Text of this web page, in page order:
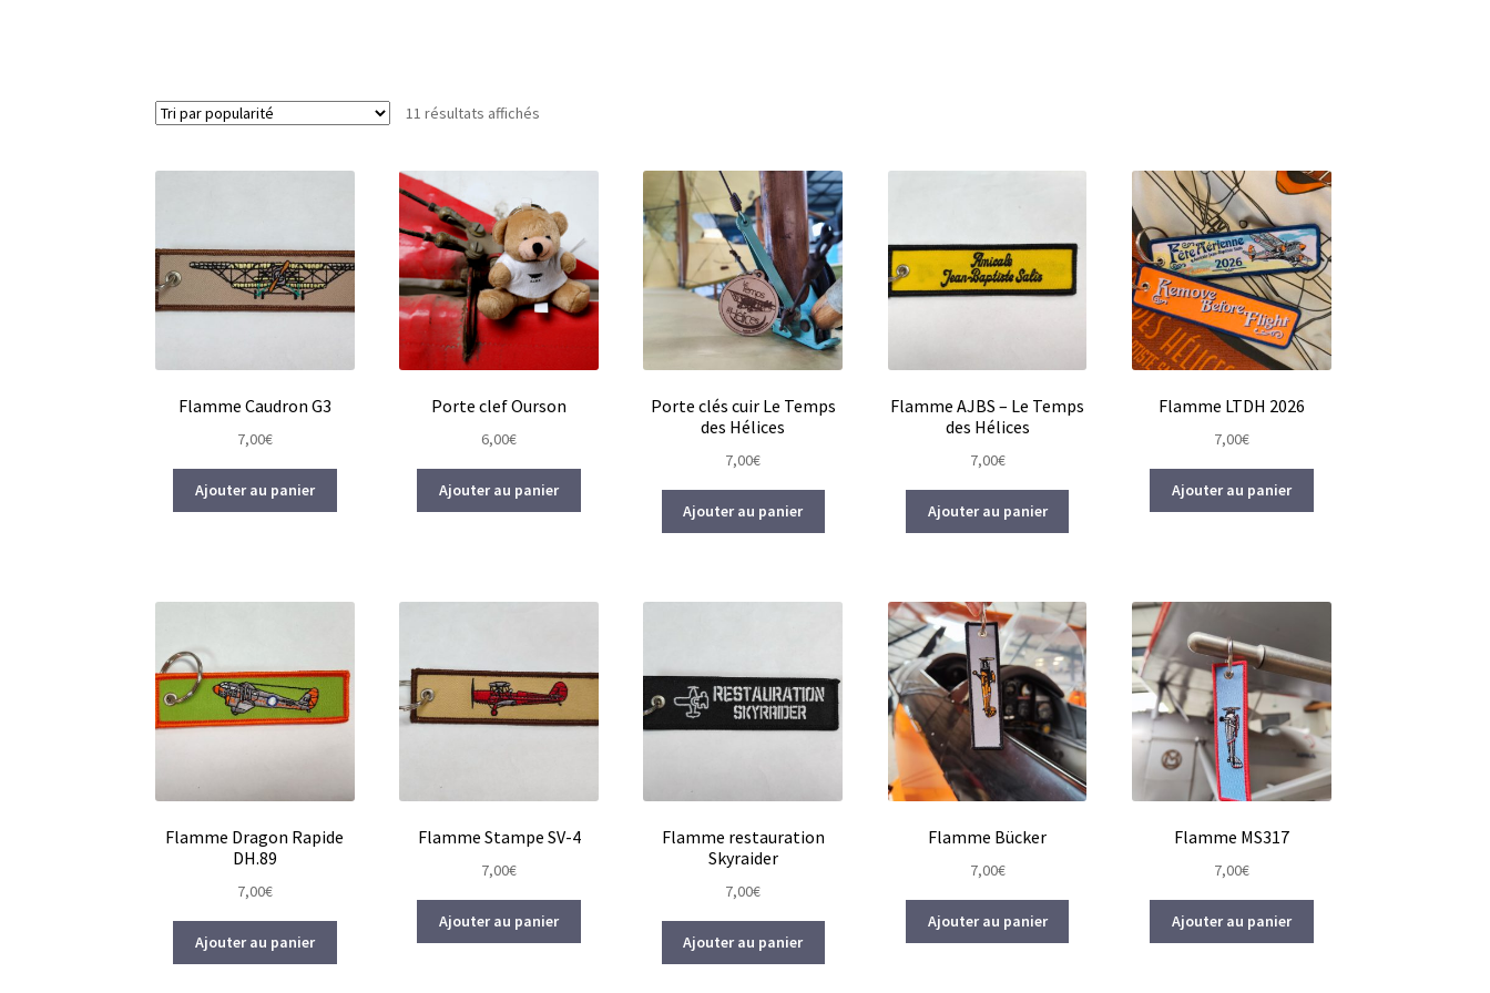
11 résultats affichés
Flamme Caudron G3
7,00€
Ajouter au panier
Porte clef Ourson
6,00€
Ajouter au panier
Porte clés cuir Le Temps
des Hélices
7,00€
Ajouter au panier
Flamme AJBS – Le Temps
des Hélices
7,00€
Ajouter au panier
Flamme LTDH 2026
7,00€
Ajouter au panier
Flamme Dragon Rapide
DH.89
7,00€
Ajouter au panier
Flamme Stampe SV-4
7,00€
Ajouter au panier
Flamme restauration
Skyraider
7,00€
Ajouter au panier
Flamme Bücker
7,00€
Ajouter au panier
Flamme MS317
7,00€
Ajouter au panier